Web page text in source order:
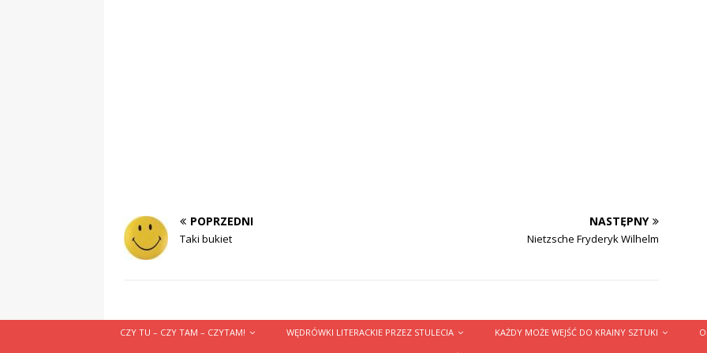
POPRZEDNI
Taki bukiet
NASTĘPNY
Nietzsche Fryderyk Wilhelm
CZY TU – CZY TAM – CZYTAM! WĘDRÓWKI LITERACKIE PRZEZ STULECIA KAŻDY MOŻE WEJŚĆ DO KRAINY SZTUKI